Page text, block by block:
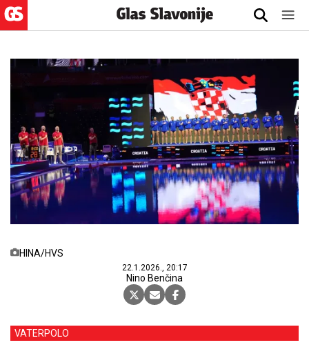
HINA/HVS
22.1.2026., 20:17
Nino Benčina
VATERPOLO